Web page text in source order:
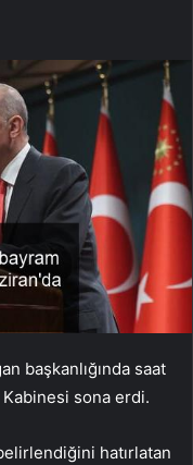
başkanlığında saat
Kabinesi sona erdi.
hatırlatan